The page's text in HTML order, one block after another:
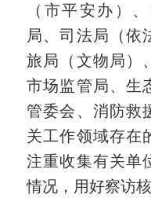
（市平安办）
局、司法局（依
旅局（文物局）
市场监管局、生
管委会、消防救
关工作领域存在
注重收集有关单
情况，用好察访核